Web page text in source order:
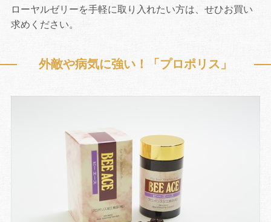
ローヤルゼリーを手軽に取り入れたい方は、せひお買い
求めください。
外敵や病気に強い！「プロポリス」